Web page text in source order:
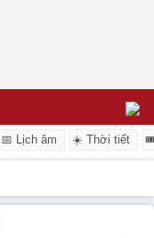
📅 Lịch âm ☀️ Thời tiết